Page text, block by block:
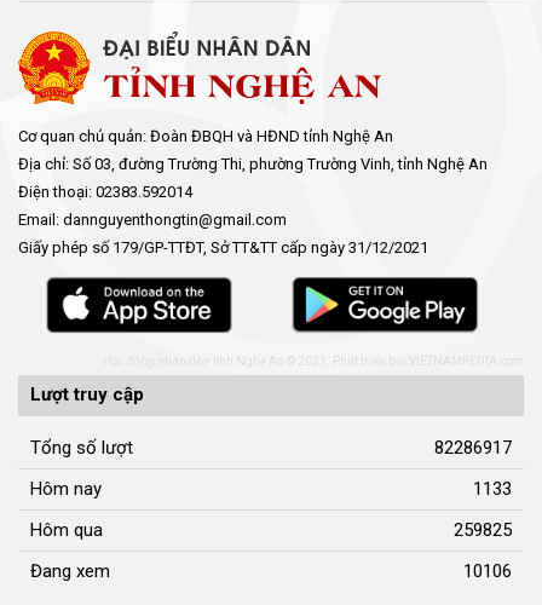
Cơ quan chủ quản: Đoàn ĐBQH và HĐND tỉnh Nghệ An
Địa chỉ: Số 03, đường Trường Thi, phường Trường Vinh, tỉnh Nghệ An
Điện thoại: 02383.592014
Email: dannguyenthongtin@gmail.com
Giấy phép số 179/GP-TTĐT, Sở TT&TT cấp ngày 31/12/2021
Hội đồng nhân dân tỉnh Nghệ An © 2021. Phát triển bởi
Lượt truy cập
Tổng số lượt
82286917
Hôm nay
1133
Hôm qua
259825
Đang xem
10106